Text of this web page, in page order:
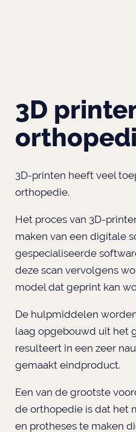
3D
3D-printen heeft veel
orthopedie.
Het proces van 3D-
maken van een digitale
gespecialiseerde
deze scan vervolgens
model dat geprint kan
De hulpmiddelen
laag opgebouwd uit het
resulteert in een zeer
gemaakt eindproduct.
Een van de grootste
de orthopedie is dat het
en protheses te maken